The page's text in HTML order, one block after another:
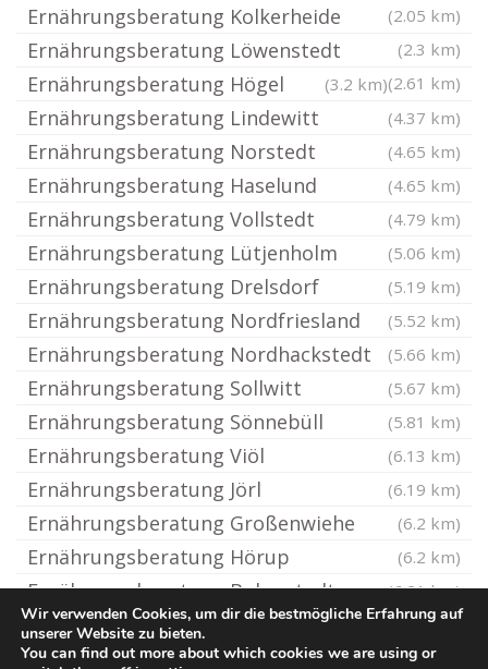
(2.05 km)
Ernährungsberatung Kolkerheide
(2.3 km)
Ernährungsberatung Löwenstedt
(2.61 km)
Ernährungsberatung Högel (3.2 km)
Ernährungsberatung Lindewitt (4.37 km)
Ernährungsberatung Norstedt (4.65 km)
Ernährungsberatung Haselund (4.65 km)
Ernährungsberatung Vollstedt (4.79 km)
Ernährungsberatung Lütjenholm (5.06 km)
Ernährungsberatung Drelsdorf (5.19 km)
Ernährungsberatung Nordfriesland (5.52 km)
Ernährungsberatung Nordhackstedt (5.66 km)
Ernährungsberatung Sollwitt (5.67 km)
Ernährungsberatung Sönnebüll (5.81 km)
Ernährungsberatung Viöl (6.13 km)
Ernährungsberatung Jörl (6.19 km)
Ernährungsberatung Großenwiehe (6.2 km)
Ernährungsberatung Hörup (6.2 km)
Ernährungsberatung Bohmstedt (6.21 km)
Wir verwenden Cookies, um dir die bestmögliche Erfahrung auf
unserer Website zu bieten.
You can find out more about which cookies we are using or